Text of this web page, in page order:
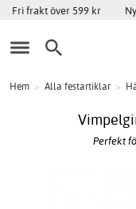
Fri frakt över 599 kr
Hem > Alla festartiklar >
Perfekt